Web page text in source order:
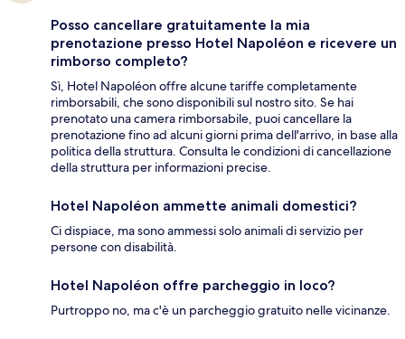
Posso cancellare gratuitamente la mia
prenotazione presso Hotel Napoléon e ricevere un
rimborso completo?
Sì, Hotel Napoléon offre alcune tariffe completamente
rimborsabili, che sono disponibili sul nostro sito. Se hai
prenotato una camera rimborsabile, puoi cancellare la
prenotazione fino ad alcuni giorni prima dell'arrivo, in base alla
politica della struttura. Consulta le condizioni di cancellazione
della struttura per informazioni precise.
Hotel Napoléon ammette animali domestici?
Ci dispiace, ma sono ammessi solo animali di servizio per
persone con disabilità.
Hotel Napoléon offre parcheggio in loco?
Purtroppo no, ma c'è un parcheggio gratuito nelle vicinanze.